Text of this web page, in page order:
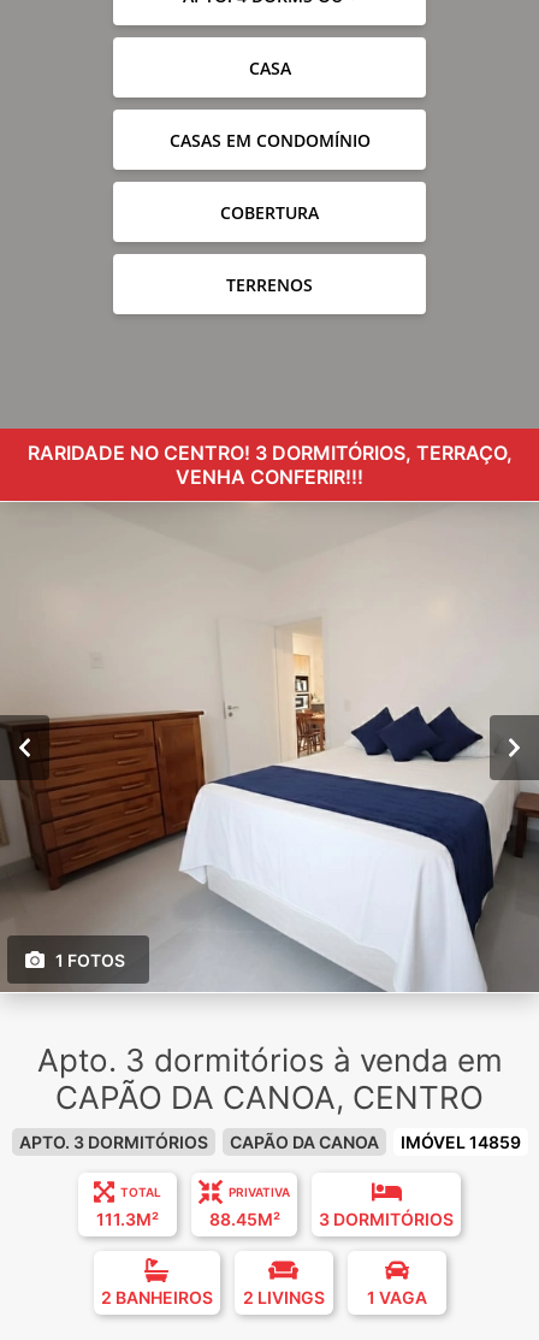
CASA
CASAS EM CONDOMÍNIO
COBERTURA
TERRENOS
RARIDADE NO CENTRO! 3 DORMITÓRIOS, TERRAÇO,
VENHA CONFERIR!!!
1 FOTOS
Apto. 3 dormitórios à venda em
CAPÃO DA CANOA, CENTRO
APTO. 3 DORMITÓRIOS CAPÃO DA CANOA IMÓVEL 14859
TOTAL
111.3M²
PRIVATIVA
88.45M² 3 DORMITÓRIOS
2 BANHEIROS 2 LIVINGS 1 VAGA